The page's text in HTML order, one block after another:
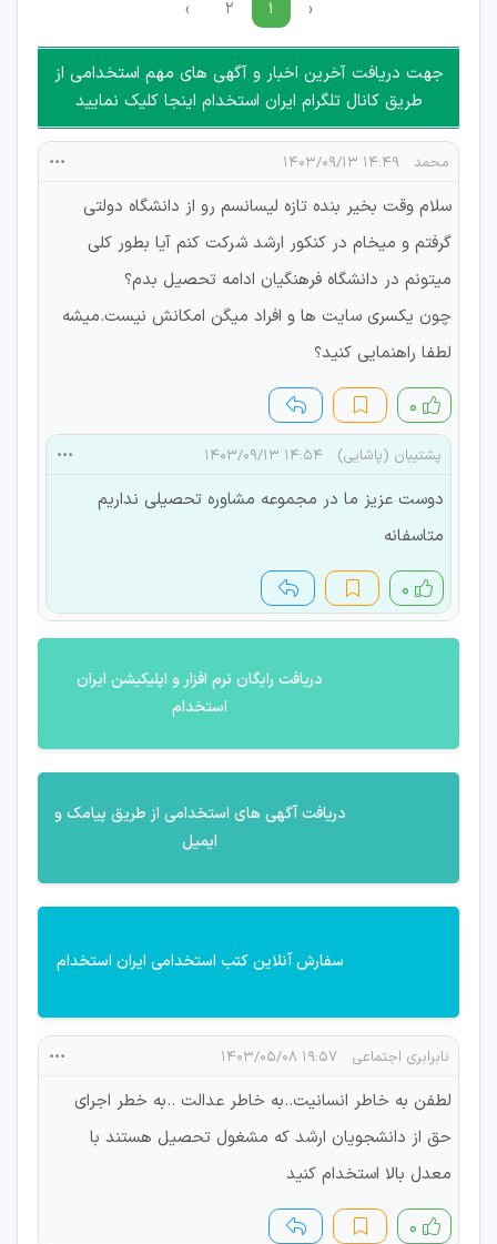
‹ ۱ ۲ ›
جهت دریافت آخرین اخبار و آگهی های مهم استخدامی از
طریق کانال تلگرام ایران استخدام اینجا کلیک نمایید
محمد ۱۴:۴۹ ۱۴۰۳/۰۹/۱۳
سلام وقت بخیر بنده تازه لیسانسم رو از دانشگاه دولتی
گرفتم و میخام در کنکور ارشد شرکت کنم آیا بطور کلی
میتونم در دانشگاه فرهنگیان ادامه تحصیل بدم؟
چون یکسری سایت ها و افراد میگن امکانش نیست.میشه
لطفا راهنمایی کنید؟
۰
پشتیبان (پاشایی) ۱۴:۵۴ ۱۴۰۳/۰۹/۱۳
دوست عزیز ما در مجموعه مشاوره تحصیلی نداریم
متاسفانه
۰
دریافت رایگان نرم افزار و اپلیکیشن ایران
استخدام
دریافت آگهی های استخدامی از طریق پیامک و
ایمیل
سفارش آنلاین کتب استخدامی ایران استخدام
نابرابری اجتماعی ۱۹:۵۷ ۱۴۰۳/۰۵/۰۸
لطفن به خاطر انسانیت..به خاطر عدالت ..به خطر اجرای
حق از دانشجویان ارشد که مشغول تحصیل هستند با
معدل بالا استخدام کنید
۰